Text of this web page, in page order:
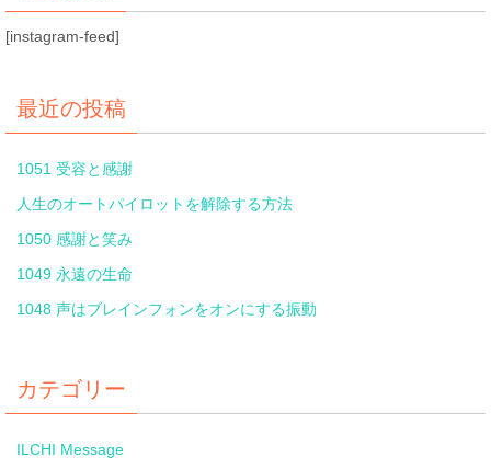
[instagram-feed]
最近の投稿
1051 受容と感謝
人生のオートパイロットを解除する方法
1050 感謝と笑み
1049 永遠の生命
1048 声はブレインフォンをオンにする振動
カテゴリー
ILCHI Message